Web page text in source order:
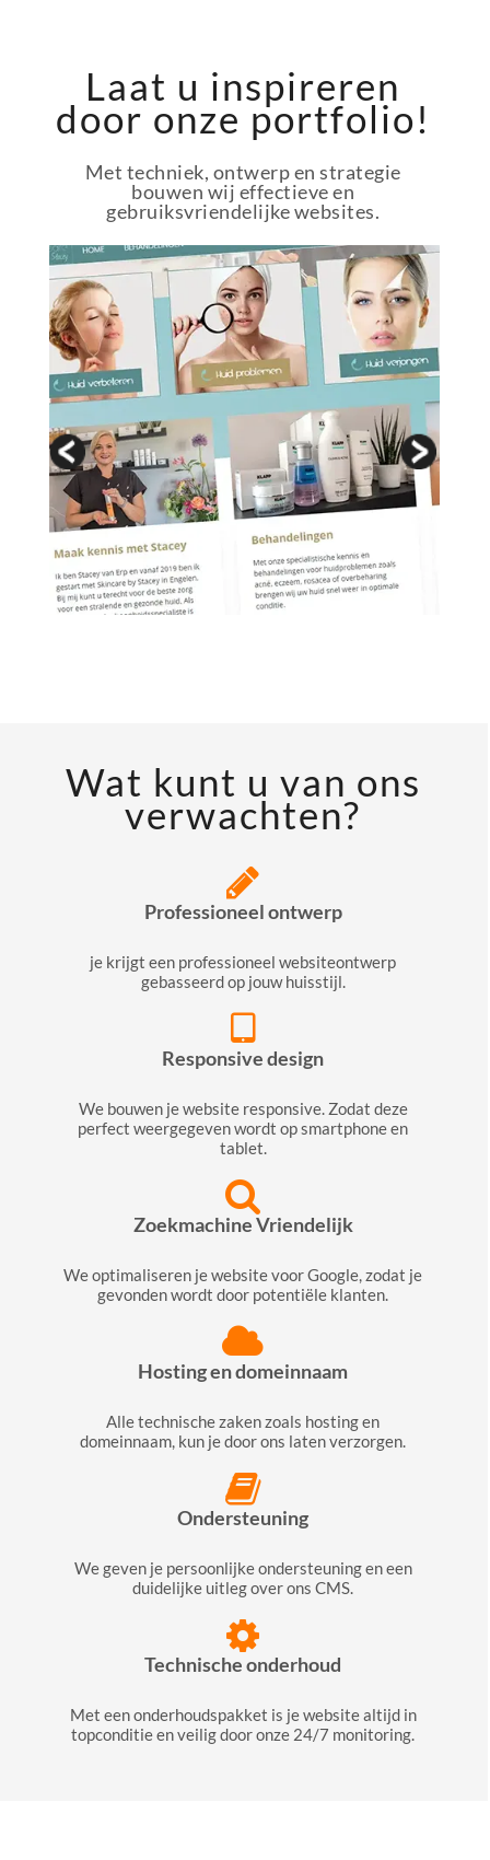
Laat u inspireren
door onze portfolio!
Met techniek, ontwerp en strategie
bouwen wij effectieve en
gebruiksvriendelijke websites.
Wat kunt u van ons
verwachten?
Professioneel ontwerp
je krijgt een professioneel websiteontwerp
gebasseerd op jouw huisstijl.
Responsive design
We bouwen je website responsive. Zodat deze
perfect weergegeven wordt op smartphone en
tablet.
Zoekmachine Vriendelijk
We optimaliseren je website voor Google, zodat je
gevonden wordt door potentiële klanten.
Hosting en domeinnaam
Alle technische zaken zoals hosting en
domeinnaam, kun je door ons laten verzorgen.
Ondersteuning
We geven je persoonlijke ondersteuning en een
duidelijke uitleg over ons CMS.
Technische onderhoud
Met een onderhoudspakket is je website altijd in
topconditie en veilig door onze 24/7 monitoring.